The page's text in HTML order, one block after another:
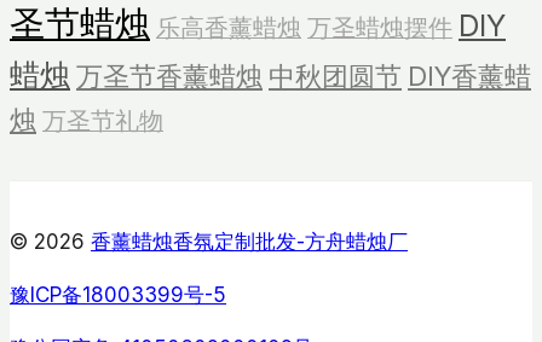
圣节蜡烛 乐高香薰蜡烛 万圣蜡烛摆件 DIY
蜡烛 万圣节香薰蜡烛 中秋团圆节 DIY香薰蜡
烛 万圣节礼物
© 2026 香薰蜡烛香氛定制批发-方舟蜡烛厂
豫ICP备18003399号-5